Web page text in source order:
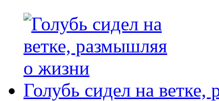
Голубь сидел на